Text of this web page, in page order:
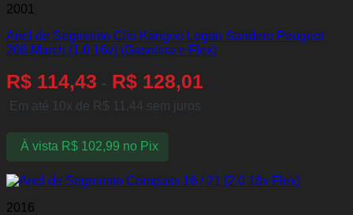
2001
Anel de Segmento Clio Kangoo Logan Sandero Peugeot
206 March (1.0 16v) (Gasolina e Flex)
R$ 114,43 - R$ 128,01
Em até 10x de R$ 11,44 sem juros
À vista R$102,99 no Pix
2016